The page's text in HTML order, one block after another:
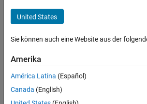
axesm-Based Maps
Customize axesm-Based Maps
rotatetext
ON THIS PAGE
Description
Examples
rotatetext(objects)
curvature of the graticule. The objects are
from a graphical user interface.
United States
Sie können auch eine Website aus der
Amerika
América Latina (Español)
Canada (English)